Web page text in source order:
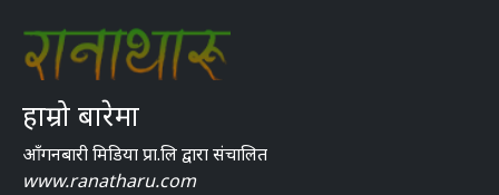
हाम्रो बारेमा
आँगनबारी मिडिया प्रा.लि द्वारा संचालित
www.ranatharu.com